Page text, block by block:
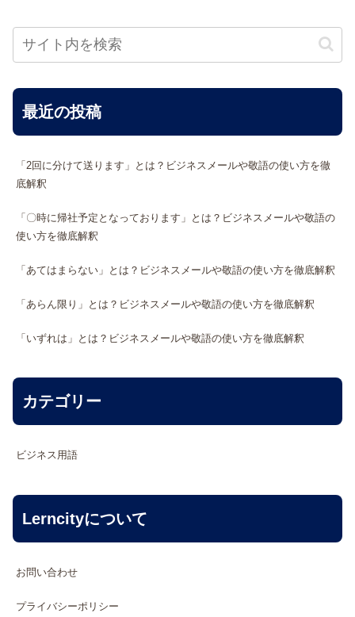
最近の投稿
「2回に分けて送ります」とは？ビジネスメールや敬語の使い方を徹
底解釈
「〇時に帰社予定となっております」とは？ビジネスメールや敬語の
使い方を徹底解釈
「あてはまらない」とは？ビジネスメールや敬語の使い方を徹底解釈
「あらん限り」とは？ビジネスメールや敬語の使い方を徹底解釈
「いずれは」とは？ビジネスメールや敬語の使い方を徹底解釈
カテゴリー
ビジネス用語
Lerncityについて
お問い合わせ
プライバシーポリシー